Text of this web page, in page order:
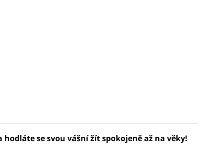
se svou vášní žít spokojeně až na věky!